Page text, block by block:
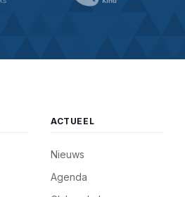
ACTUEEL
Nieuws
Agenda